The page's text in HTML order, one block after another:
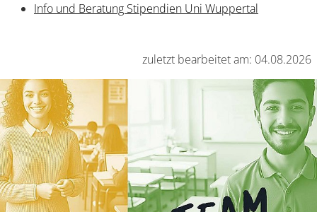
Info und Beratung Stipendien Uni Wuppertal
zuletzt bearbeitet am: 04.08.2026